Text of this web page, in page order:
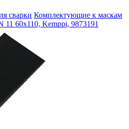
сварки Комплектующие к маскам
11 60х110, Kemppi, 9873191